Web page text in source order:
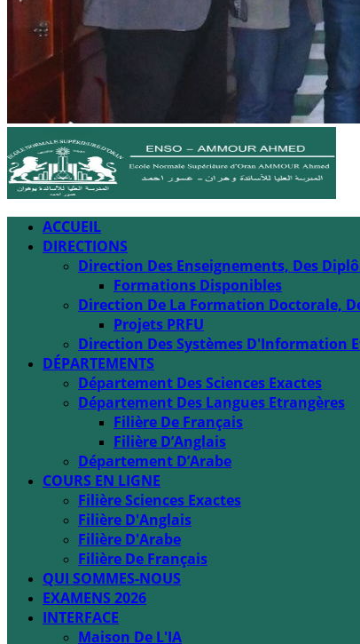
ACCUEIL
DIRECTIONS
Direction Des Enseignements, Des
Formations Disponibles
Direction De La Formation Doctorale,
Projets PRFU
Direction Des Systèmes D'Information
DÉPARTEMENTS
Département Des Sciences Exactes
Département Des Langues Etrangères
Filière De Français
Filière D’Anglais
Département D’Arabe
COURS EN LIGNE
Filière Sciences Exactes
Filière D'Anglais
Filière D'Arabe
Filière De Français
QUI SOMMES-NOUS
EXAMENS 2026
INTERFACE
Maison De L'IA